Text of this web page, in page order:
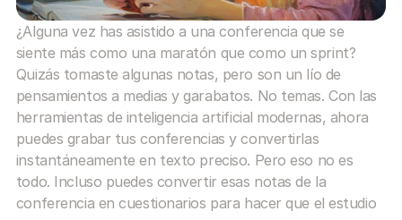
¿Alguna vez has asistido a una conferencia que se
siente más como una maratón que como un sprint?
Quizás tomaste algunas notas, pero son un lío de
pensamientos a medias y garabatos. No temas. Con las
herramientas de inteligencia artificial modernas, ahora
puedes grabar tus conferencias y convertirlas
instantáneamente en texto preciso. Pero eso no es
todo. Incluso puedes convertir esas notas de la
conferencia en cuestionarios para hacer que el estudio